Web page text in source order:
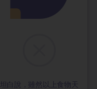
坦白說，雖然以上食物天